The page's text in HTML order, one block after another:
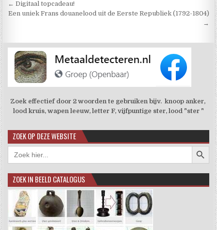
Berichtnavigatie
← Digitaal topcadeau!
Een uniek Frans douanelood uit de Eerste Republiek (1792-1804)
→
Zoek effectief door 2 woorden te gebruiken bijv. knoop anker,
lood kruis, wapen leeuw, letter F, vijfpuntige ster, lood "ster "
ZOEK OP DEZE WEBSITE
Zoek
naar:
ZOEK IN BEELD CATALOGUS